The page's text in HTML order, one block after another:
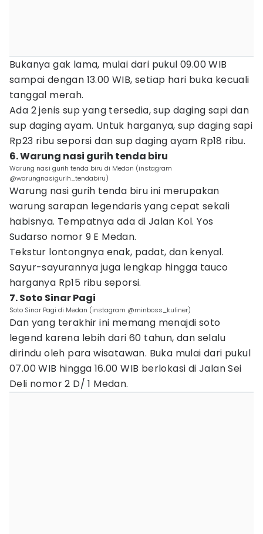
Bukanya gak lama, mulai dari pukul 09.00 WIB
sampai dengan 13.00 WIB, setiap hari buka kecuali
tanggal merah.
Ada 2 jenis sup yang tersedia, sup daging sapi dan
sup daging ayam. Untuk harganya, sup daging sapi
Rp23 ribu seporsi dan sup daging ayam Rp18 ribu.
6. Warung nasi gurih tenda biru
Warung nasi gurih tenda biru di Medan (instagram
@warungnasigurih_tendabiru)
Warung nasi gurih tenda biru ini merupakan
warung sarapan legendaris yang cepat sekali
habisnya. Tempatnya ada di Jalan Kol. Yos
Sudarso nomor 9 E Medan.
Tekstur lontongnya enak, padat, dan kenyal.
Sayur-sayurannya juga lengkap hingga tauco
harganya Rp15 ribu seporsi.
7. Soto Sinar Pagi
Soto Sinar Pagi di Medan (instagram @minboss_kuliner)
Dan yang terakhir ini memang menajdi soto
legend karena lebih dari 60 tahun, dan selalu
dirindu oleh para wisatawan. Buka mulai dari pukul
07.00 WIB hingga 16.00 WIB berlokasi di Jalan Sei
Deli nomor 2 D/ 1 Medan.